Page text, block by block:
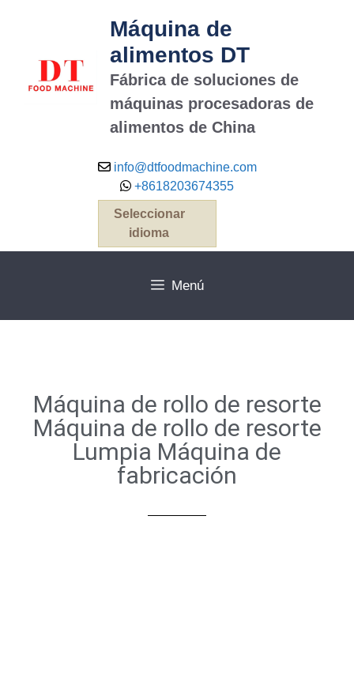
Máquina de
alimentos DT
Fábrica de soluciones de
máquinas procesadoras de
alimentos de China
info@dtfoodmachine.com
+8618203674355
Seleccionar
idioma
Menú
Máquina de rollo de resorte
Máquina de rollo de resorte
Lumpia Máquina de
fabricación